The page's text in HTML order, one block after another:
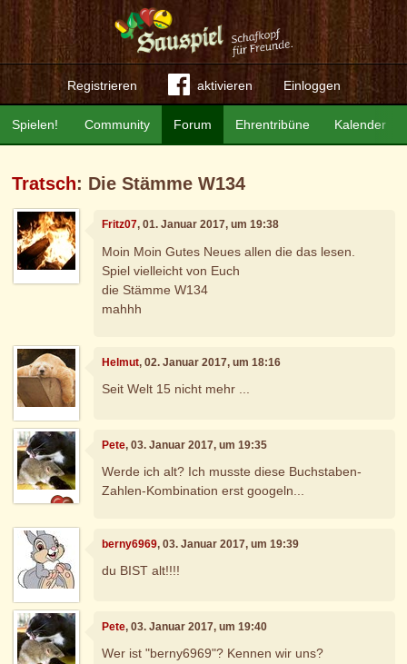
Registrieren aktivieren Einloggen
Community Forum Ehrentribüne Kalender
Spielen!
Tratsch: Die Stämme W134
Fritz07, 01. Januar 2017, um 19:38
Moin Moin Gutes Neues allen die das lesen.
Spiel vielleicht von Euch
die Stämme W134
mahhh
Helmut, 02. Januar 2017, um 18:16
Seit Welt 15 nicht mehr ...
Pete, 03. Januar 2017, um 19:35
Werde ich alt? Ich musste diese Buchstaben-
Zahlen-Kombination erst googeln...
berny6969, 03. Januar 2017, um 19:39
du BIST alt!!!!
Pete, 03. Januar 2017, um 19:40
Wer ist "berny6969"? Kennen wir uns?